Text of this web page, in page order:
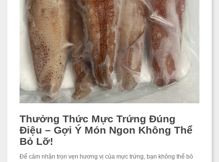
Thưởng Thức Mực Trứng Đúng
Điệu – Gợi Ý Món Ngon Không Thể
Bỏ Lỡ!
Để cảm nhận trọn vẹn hương vị của mực trứng, bạn không thể bỏ